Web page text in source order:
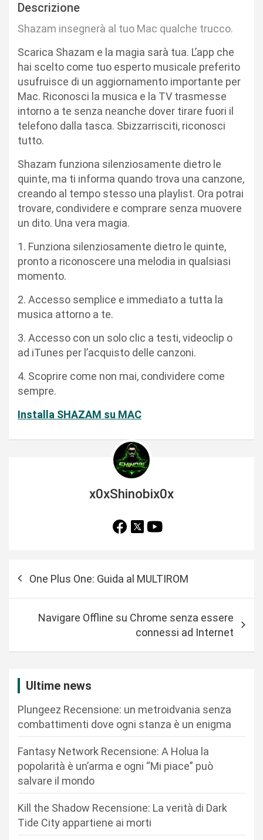
Descrizione
Shazam insegnerà al tuo Mac qualche trucco.
Scarica Shazam e la magia sarà tua. L’app che
hai scelto come tuo esperto musicale preferito
usufruisce di un aggiornamento importante per
Mac. Riconosci la musica e la TV trasmesse
intorno a te senza neanche dover tirare fuori il
telefono dalla tasca. Sbizzarrisciti, riconosci
tutto.
Shazam funziona silenziosamente dietro le
quinte, ma ti informa quando trova una canzone,
creando al tempo stesso una playlist. Ora potrai
trovare, condividere e comprare senza muovere
un dito. Una vera magia.
1. Funziona silenziosamente dietro le quinte,
pronto a riconoscere una melodia in qualsiasi
momento.
2. Accesso semplice e immediato a tutta la
musica attorno a te.
3. Accesso con un solo clic a testi, videoclip o
ad iTunes per l’acquisto delle canzoni.
4. Scoprire come non mai, condividere come
sempre.
Installa SHAZAM su MAC
x0xShinobix0x
One Plus One: Guida al MULTIROM
Navigare Offline su Chrome senza essere
connessi ad Internet
Ultime news
Plungeez Recensione: un metroidvania senza
combattimenti dove ogni stanza è un enigma
Fantasy Network Recensione: A Holua la
popolarità è un’arma e ogni “Mi piace” può
salvare il mondo
Kill the Shadow Recensione: La verità di Dark
Tide City appartiene ai morti